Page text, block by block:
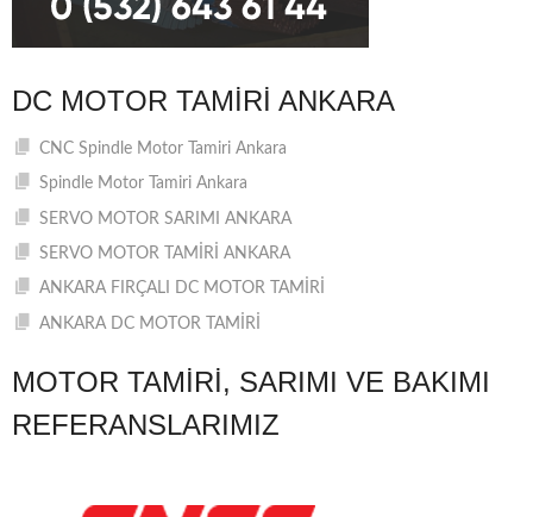
DC MOTOR TAMIRI ANKARA
CNC Spindle Motor Tamiri Ankara
Spindle Motor Tamiri Ankara
SERVO MOTOR SARIMI ANKARA
SERVO MOTOR TAMİRİ ANKARA
ANKARA FIRÇALI DC MOTOR TAMİRİ
ANKARA DC MOTOR TAMİRİ
MOTOR TAMIRI, SARIMI VE BAKIMI
REFERANSLARIMIZ